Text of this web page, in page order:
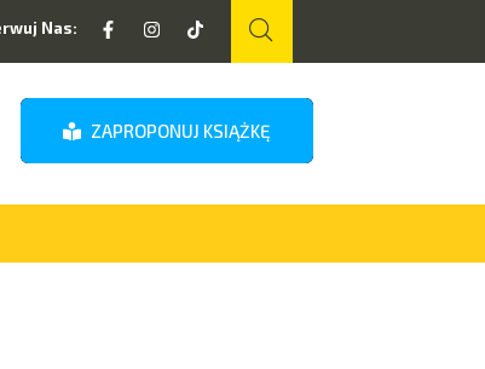
Nas:
ZAPROPONUJ KSIĄŻKĘ